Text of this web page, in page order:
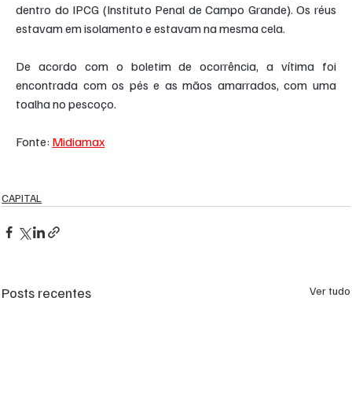
dentro do IPCG (Instituto Penal de Campo Grande). Os réus
estavam em isolamento e estavam na mesma cela.
De acordo com o boletim de ocorrência, a vítima foi
encontrada com os pés e as mãos amarrados, com uma
toalha no pescoço.
Fonte: Midiamax
CAPITAL
Posts recentes Ver tudo